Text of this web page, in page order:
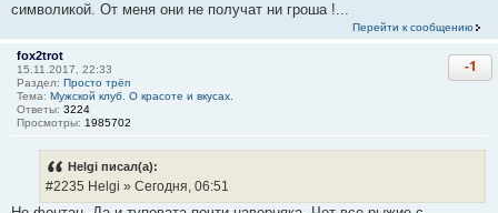
символикой. От меня они не получат ни гроша !...
Перейти к сообщению
fox2trot
15.11.2017, 22:33
Раздел: Просто трёп
Тема: Мужской клуб. О красоте и вкусах.
Ответы: 3224
Просмотры: 1985702
-1
Helgi писал(а):
#2235 Helgi » Сегодня, 06:51